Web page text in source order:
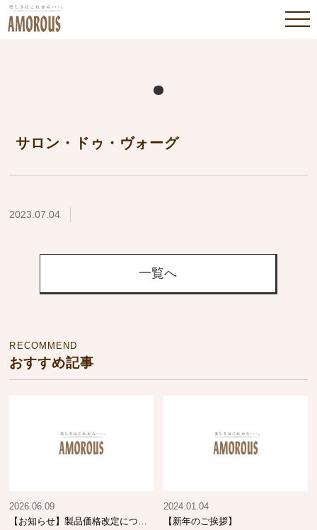
サロン・ドゥ・ヴォーグ
2023.07.04
一覧へ
RECOMMEND
おすすめ記事
【お知らせ】製品価格改定につい
2026.06.09
【新年のご挨拶】
2024.01.04